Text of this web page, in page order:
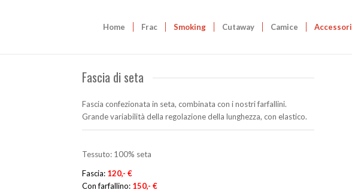
Home Frac Smoking Cutaway Camice Accessori
Fascia di seta
Fascia confezionata in seta, combinata con i nostri farfallini.
Grande variabilità della regolazione della lunghezza, con elastico.
Tessuto: 100% seta
Fascia: 120,- €
Con farfallino: 150,- €